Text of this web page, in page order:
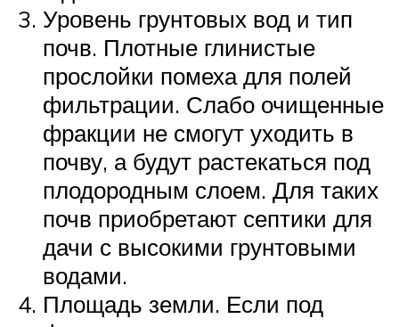
Уровень грунтовых вод и тип
почв. Плотные глинистые
прослойки помеха для полей
фильтрации. Слабо очищенные
фракции не смогут уходить в
почву, а будут растекаться под
плодородным слоем. Для таких
почв приобретают септики для
дачи с высокими грунтовыми
водами.
Площадь земли. Если под